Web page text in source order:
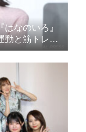
なのいろ』
動と筋トレを